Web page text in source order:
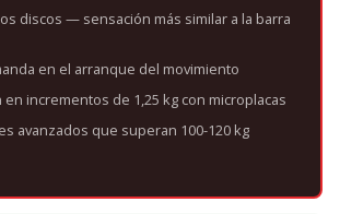
discos — sensación más similar a la barra
en el arranque del movimiento
incrementos de 1,25 kg con microplacas
avanzados que superan 100-120 kg